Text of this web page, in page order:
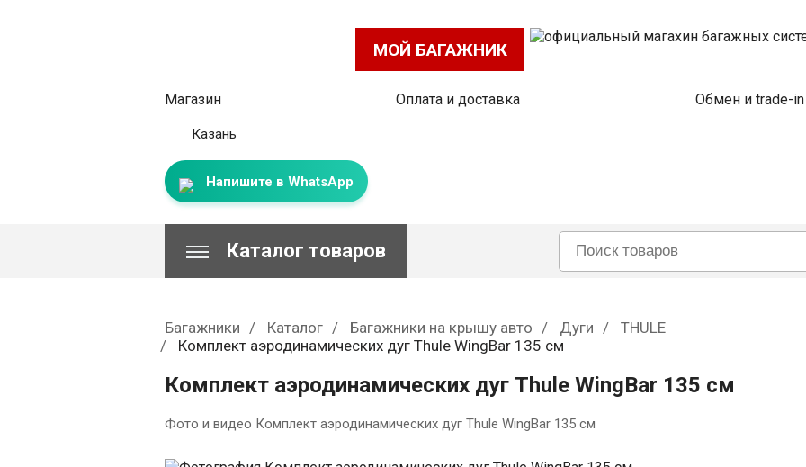
МОЙ БАГАЖНИК
Магазин Оплата и доставка Обмен и trade-in
Казань
Напишите в WhatsApp
Каталог товаров
Багажники Каталог Багажники на крышу авто Дуги
THULE
Комплект аэродинамических дуг Thule WingBar 135 см
Комплект аэродинамических дуг Thule WingBar 135 см
Фото и видео Комплект аэродинамических дуг Thule WingBar 135 см